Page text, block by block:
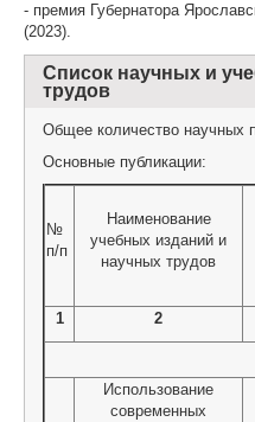
- премия Губернатора
(2023).
Список научных и
трудов
Общее количество научных
Основные публикации:
№
п/п
Наименование
учебных изданий и
научных трудов
1 2
Использование
современных